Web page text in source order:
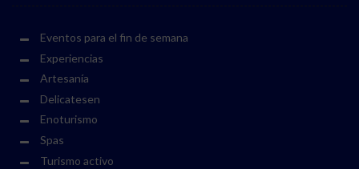
Eventos para el fin de semana
Experiencias
Artesanía
Delicatesen
Enoturismo
Spas
Turismo activo